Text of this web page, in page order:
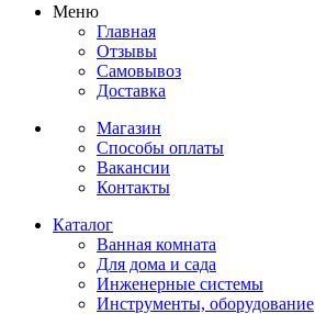
Меню
Главная
Отзывы
Самовывоз
Доставка
Магазин
Способы оплаты
Вакансии
Контакты
Каталог
Ванная комната
Для дома и сада
Инженерные системы
Инструменты, оборудование